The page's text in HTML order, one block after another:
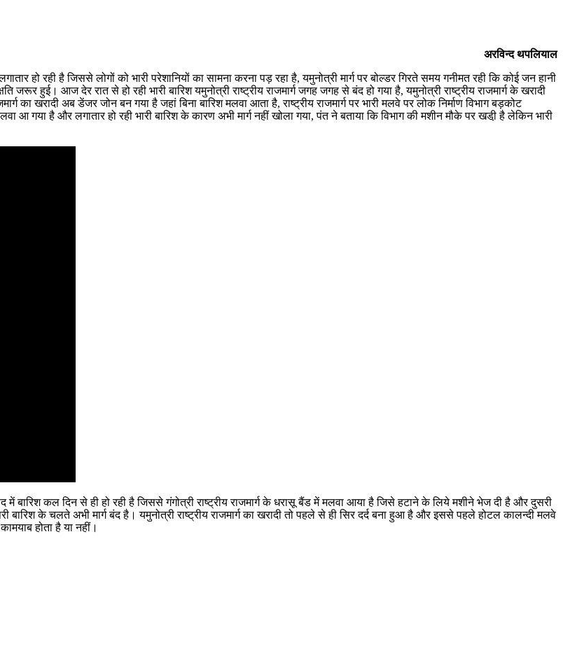
अरविन्द थपलियाल
हो रही है जिससे लोगों को भारी परेशानियों का सामना करना पड़ रहा है, यमुनोत्री मार्ग पर बोल्डर गिरते समय गनीमत रही कि कोई जन हानी
हुई। आज देर रात से हो रही भारी बारिश यमुनोत्री राष्ट्रीय राजमार्ग जगह जगह से बंद हो गया है, यमुनोत्री राष्ट्रीय राजमार्ग के खरादी
का खरादी अब डेंजर जोन बन गया है जहां बिना बारिश मलवा आता है, राष्ट्रीय राजमार्ग पर भारी मलवे पर लोक निर्माण विभाग बड़कोट
आ गया है और लगातार हो रही भारी बारिश के कारण अभी मार्ग नहीं खोला गया, पंत ने बताया कि विभाग की मशीन मौके पर खडी़ है लेकिन भारी
बारिश कल दिन से ही हो रही है जिससे गंगोत्री राष्ट्रीय राजमार्ग के धरासू बैंड में मलवा आया है जिसे हटाने के लिये मशीने भेज दी है और दुसरी
बारिश के चलते अभी मार्ग बंद है। यमुनोत्री राष्ट्रीय राजमार्ग का खरादी तो पहले से ही सिर दर्द बना हुआ है और इससे पहले होटल कालन्दी मलवे
होता है या नहीं।